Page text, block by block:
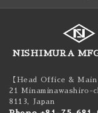
NISHIMURA
【Head Office & Main
21
8113, Japan